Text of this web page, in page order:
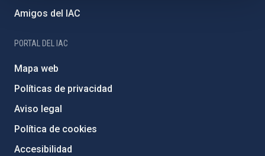
Amigos del IAC
PORTAL DEL IAC
Mapa web
Políticas de privacidad
Aviso legal
Política de cookies
Accesibilidad